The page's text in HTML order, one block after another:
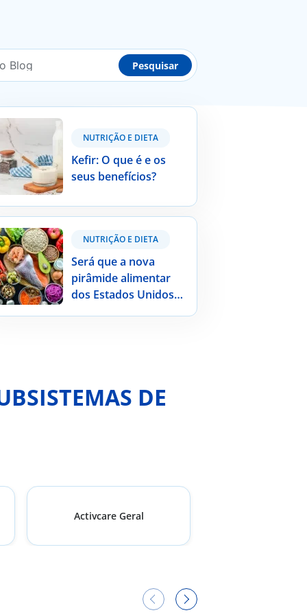
NUTRIÇÃO E DIETA
Kefir: O que é e os
seus benefícios?
O que é e os seus benefícios?
NUTRIÇÃO E DIETA
Será que a nova
pirâmide alimentar
dos Estados Unidos
a nova pirâmide alimentar dos
Unidos da América é indicada
população portuguesa?
DE
Activcare Geral